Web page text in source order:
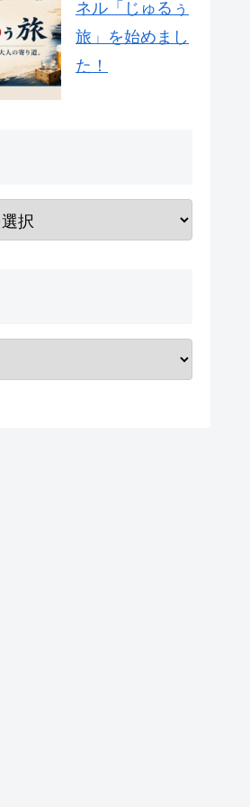
ネル「じゅるぅ
旅」を始めまし
た！